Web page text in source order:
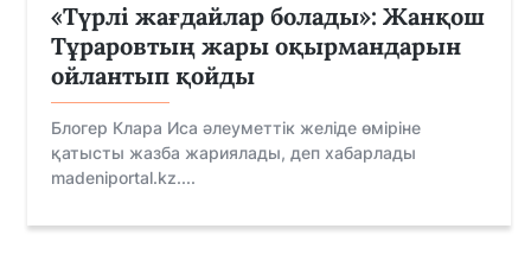
«Түрлі жағдайлар болады»: Жанқош
Тұраровтың жары оқырмандарын
ойлантып қойды
Блогер Клара Иса әлеуметтік желіде өміріне
қатысты жазба жариялады, деп хабарлады
madeniportal.kz....